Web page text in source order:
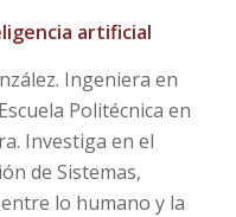
artificial
Ingeniera en
Politécnica en
Investiga en el
de Sistemas,
lo humano y la